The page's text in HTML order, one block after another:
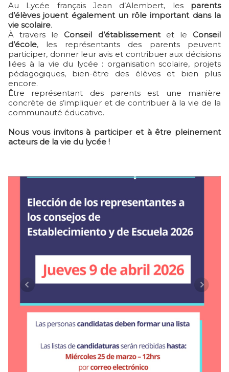
Au Lycée français Jean d’Alembert, les parents
d’élèvesjouent également un rôle important dans la
vie scolaire.
À travers le Conseil d’établissementet le Conseil
d’école, les représentants des parents peuvent
participer, donner leur avis et contribuer aux décisions
liées à la vie du lycée : organisation scolaire, projets
pédagogiques, bien-être des élèves et bien plus
encore.
Être représentant des parents est une manière
concrète de s’impliquer et de contribuer à la vie de la
communauté éducative.
Nous vous invitons à participer et à être pleinement
acteurs de la vie du lycée !